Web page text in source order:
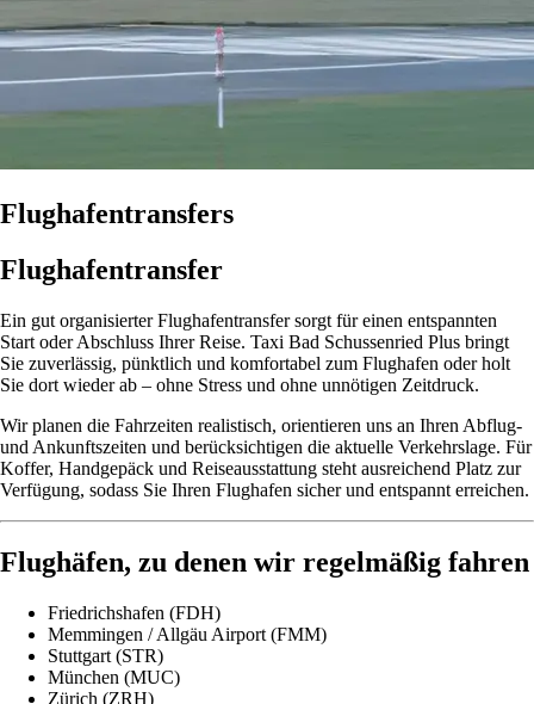
Flughafentransfers
Flughafentransfer
Ein gut organisierter Flughafentransfer sorgt für einen entspannten
Start oder Abschluss Ihrer Reise. Taxi Bad Schussenried Plus bringt
Sie zuverlässig, pünktlich und komfortabel zum Flughafen oder holt
Sie dort wieder ab – ohne Stress und ohne unnötigen Zeitdruck.
Wir planen die Fahrzeiten realistisch, orientieren uns an Ihren Abflug-
und Ankunftszeiten und berücksichtigen die aktuelle Verkehrslage. Für
Koffer, Handgepäck und Reiseausstattung steht ausreichend Platz zur
Verfügung, sodass Sie Ihren Flughafen sicher und entspannt erreichen.
Flughäfen, zu denen wir regelmäßig fahren
Friedrichshafen (FDH)
Memmingen / Allgäu Airport (FMM)
Stuttgart (STR)
München (MUC)
Zürich (ZRH)